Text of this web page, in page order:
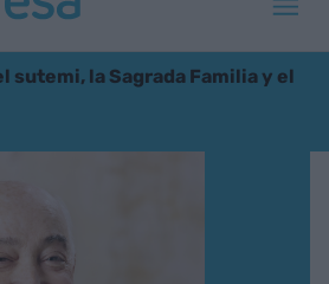
sutemi, la Sagrada Familia y el